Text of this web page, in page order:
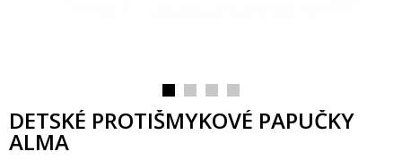
DETSKÉ PROTIŠMYKOVÉ PAPUČKY
ALMA